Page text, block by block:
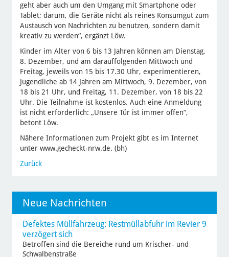
geht aber auch um den Umgang mit Smartphone oder
Tablet; darum, die Geräte nicht als reines Konsumgut zum
Austausch von Nachrichten zu benutzen, sondern damit
kreativ zu werden“, ergänzt Löw.
Kinder im Alter von 6 bis 13 Jahren können am Dienstag,
8. Dezember, und am darauffolgenden Mittwoch und
Freitag, jeweils von 15 bis 17.30 Uhr, experimentieren,
Jugendliche ab 14 Jahren am Mittwoch, 9. Dezember, von
18 bis 21 Uhr, und Freitag, 11. Dezember, von 18 bis 22
Uhr. Die Teilnahme ist kostenlos. Auch eine Anmeldung
ist nicht erforderlich: „Unsere Tür ist immer offen“,
betont Löw.
Nähere Informationen zum Projekt gibt es im Internet
unter www.gecheckt-nrw.de. (bh)
Zurück
Neue Nachrichten
Defektes Müllfahrzeug: Restmüllabfuhr im Revier 9
verzögert sich
Betroffen sind die Bereiche rund um Krischer- und
Schwalbenstraße